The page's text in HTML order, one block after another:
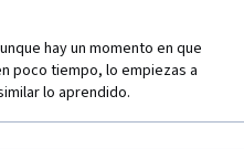
hay un momento en que
poco tiempo, lo empiezas a
lo aprendido.